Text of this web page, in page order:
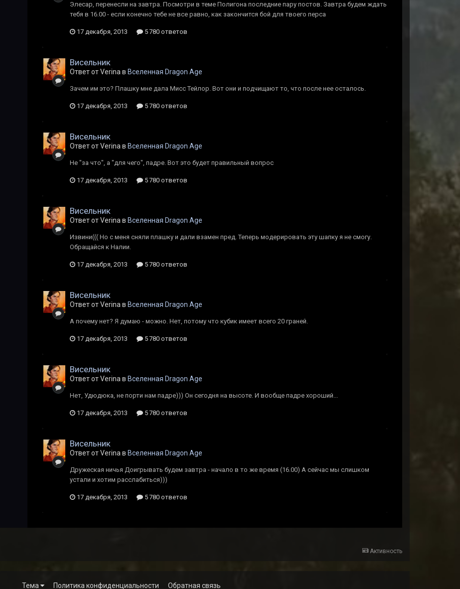
Элесар, перенесли на завтра. Посмотри в теме Полигона последние пару постов. Завтра будем ждать
тебя в 16.00 - если конечно тебе не все равно, как закончится бой для твоего перса
17 декабря, 2013 5 780 ответов
Висельник
Ответ от Verina в Вселенная Dragon Age
Зачем им это? Плашку мне дала Мисс Тейлор. Вот они и подчищают то, что после нее осталось.
17 декабря, 2013 5 780 ответов
Висельник
Ответ от Verina в Вселенная Dragon Age
Не "за что", а "для чего", падре. Вот это будет правильный вопрос
17 декабря, 2013 5 780 ответов
Висельник
Ответ от Verina в Вселенная Dragon Age
Извини((( Но с меня сняли плашку и дали взамен пред. Теперь модерировать эту шапку я не смогу.
Обращайся к Налии.
17 декабря, 2013 5 780 ответов
Висельник
Ответ от Verina в Вселенная Dragon Age
А почему нет? Я думаю - можно. Нет, потому что кубик имеет всего 20 граней.
17 декабря, 2013 5 780 ответов
Висельник
Ответ от Verina в Вселенная Dragon Age
Нет, Удюдюка, не порти нам падре))) Он сегодня на высоте. И вообще падре хороший...
17 декабря, 2013 5 780 ответов
Висельник
Ответ от Verina в Вселенная Dragon Age
Дружеская ничья Доигрывать будем завтра - начало в то же время (16.00) А сейчас мы слишком
устали и хотим расслабиться)))
17 декабря, 2013 5 780 ответов
Активность
Тема Политика конфиденциальности Обратная связь